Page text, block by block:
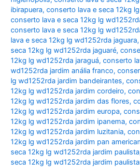
ibirapuera,conserto lava e seca 12kg
conserto lava e seca 12kg lg
conserto lava e seca 12kg lg
lava e seca 12kg lg wd1252rda jaguara
seca 12kg lg wd1252rda jaguaré,
12kg lg wd1252rda jaraguá,conserto
wd1252rda jardim anália franco,
lg wd1252rda jardim bandeirantes,
12kg lg wd1252rda jardim cordeiro,
12kg lg wd1252rda jardim das flores,
12kg lg wd1252rda jardim europa,
12kg lg wd1252rda jardim ipanema,
12kg lg wd1252rda jardim luzitania,
12kg lg wd1252rda jardim pan
seca 12kg lg wd1252rda jardim paulista
seca 12kg lg wd1252rda jardim